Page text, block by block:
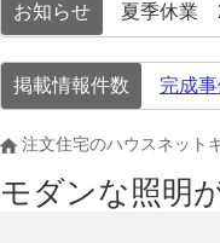
お知らせ 夏季休業
掲載情報件数 完成事
注文住宅のハウスネット
モダンな照明